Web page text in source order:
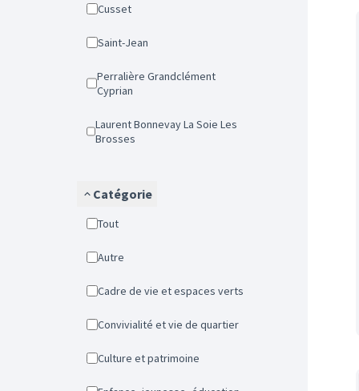
Cusset
Saint-Jean
Perralière Grandclément
Cyprian
Laurent Bonnevay La Soie Les
Brosses
Catégorie
Tout
Autre
Cadre de vie et espaces verts
Convivialité et vie de quartier
Culture et patrimoine